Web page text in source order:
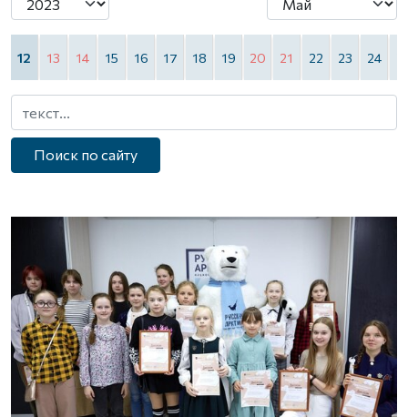
12 13 14 15 16 17 18 19 20 21 22 23 24
Поиск по сайту